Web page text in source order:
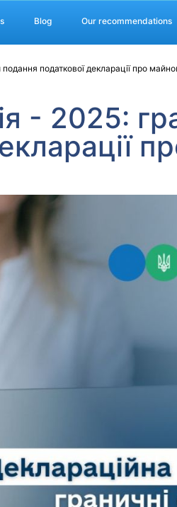
Blog Our recommendations
податкової декларації про
- 2025: